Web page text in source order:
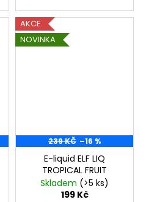
AKCE
NOVINKA
239 KČ –16 %
E-liquid ELF LIQ
TROPICAL FRUIT
Skladem (>5 ks)
199 Kč